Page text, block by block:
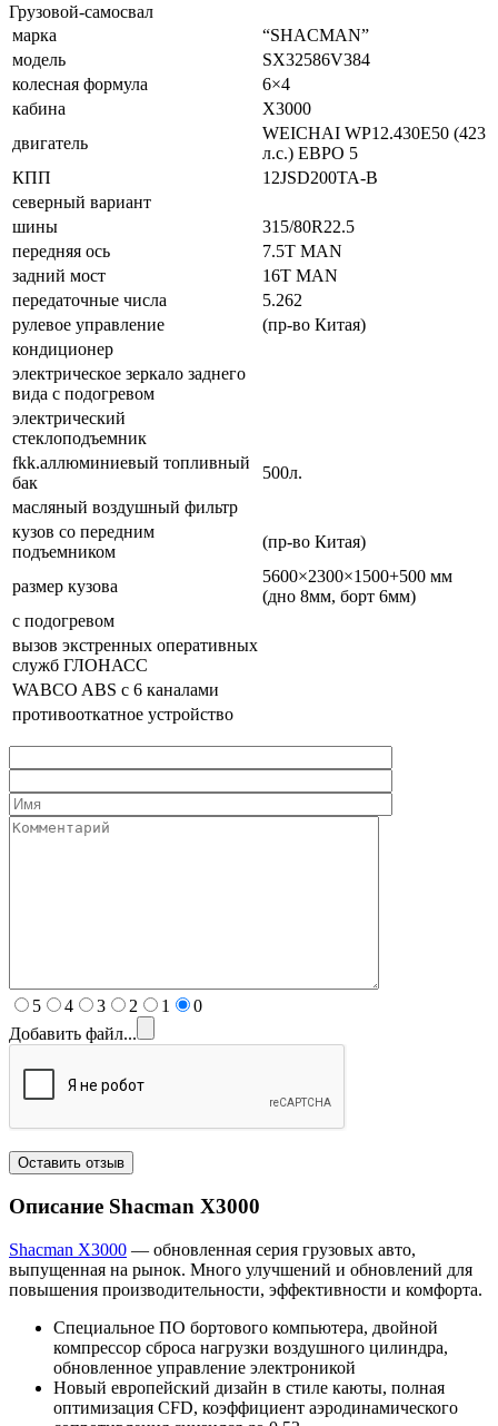
Грузовой-самосвал
марка
“SHACMAN”
модель
SX32586V384
колесная формула
6×4
кабина
X3000
двигатель
WEICHAI WP12.430E50 (423
л.с.) ЕВРО 5
КПП
12JSD200TA-B
северный вариант
шины
315/80R22.5
передняя ось
7.5T MAN
задний мост
16T MAN
передаточные числа
5.262
рулевое управление
(пр-во Китая)
кондиционер
электрическое зеркало заднего
вида с подогревом
электрический
стеклоподъемник
fkk.аллюминиевый топливный
бак
500л.
масляный воздушный фильтр
кузов со передним
подъемником
(пр-во Китая)
размер кузова
5600×2300×1500+500 мм
(дно 8мм, борт 6мм)
с подогревом
вызов экстренных оперативных
служб ГЛОНАСС
WABCO ABS с 6 каналами
противооткатное устройство
5 4 3 2 1
0
Добавить файл...
Описание Shacman X3000
Shacman X3000 — обновленная серия грузовых авто,
выпущенная на рынок. Много улучшений и обновлений для
повышения производительности, эффективности и комфорта.
Специальное ПО бортового компьютера, двойной
компрессор сброса нагрузки воздушного цилиндра,
обновленное управление электроникой
Новый европейский дизайн в стиле каюты, полная
оптимизация CFD, коэффициент аэродинамического